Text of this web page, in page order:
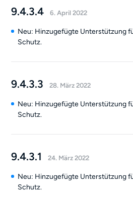
9.4.3.4 6. April 2022
Neu: Hinzugefügte Unterstützung
Schutz.
9.4.3.3 28. März 2022
Neu: Hinzugefügte Unterstützung
Schutz.
9.4.3.1 24. März 2022
Neu: Hinzugefügte Unterstützung
Schutz.